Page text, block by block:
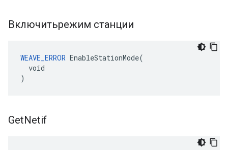
Включитьрежим станции
WEAVE_ERROR EnableStationMode(
  void
)
GetNetif